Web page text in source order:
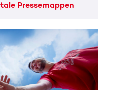
Pressemappen